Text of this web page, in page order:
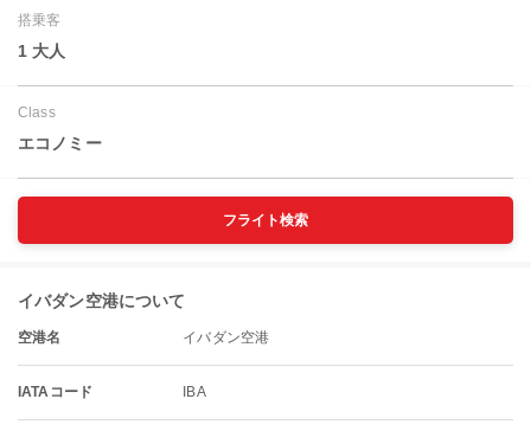
搭乗客
1 大人
Class
エコノミー
フライト検索
イバダン空港について
空港名 イバダン空港
IATAコード IBA